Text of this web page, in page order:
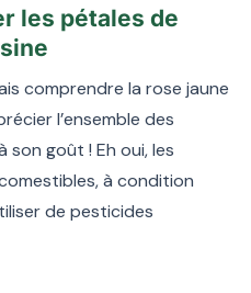
les pétales de
comprendre la rose jaune
l’ensemble des
son goût ! Eh oui, les
à condition
de pesticides